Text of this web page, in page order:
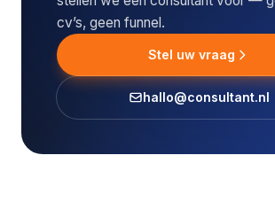
cv’s, geen funnel.
Stel uw vraag
hallo@consultant.nl